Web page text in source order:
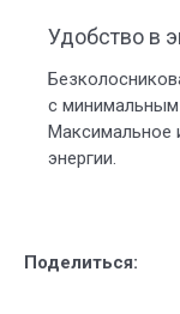
Удобство в
с
Максимальное
энергии.
Поделиться: